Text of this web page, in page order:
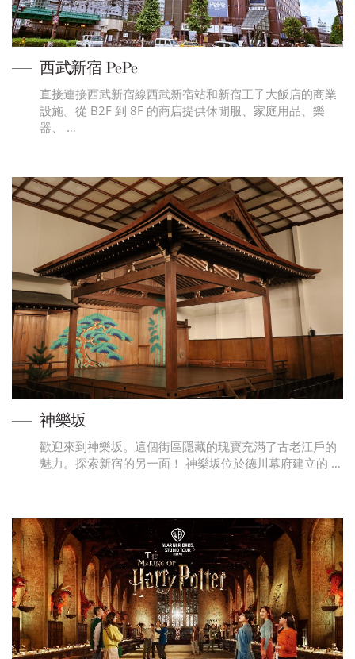
西武新宿 PePe
直接連接西武新宿線西武新宿站和新宿王子大飯店的商業
設施。從 B2F 到 8F 的商店提供休閒服、家庭用品、樂
器、 …
神樂坂
歡迎來到神樂坂。這個街區隱藏的瑰寶充滿了古老江戶的
魅力。探索新宿的另一面！ 神樂坂位於德川幕府建立的 …